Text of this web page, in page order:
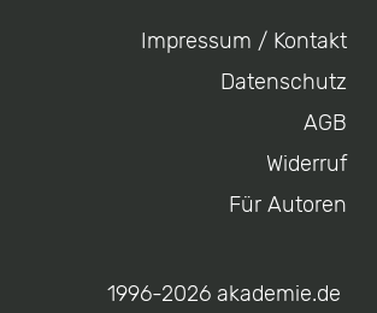
Impressum / Kontakt
Datenschutz
AGB
Widerruf
Für Autoren
1996-2026 akademie.de